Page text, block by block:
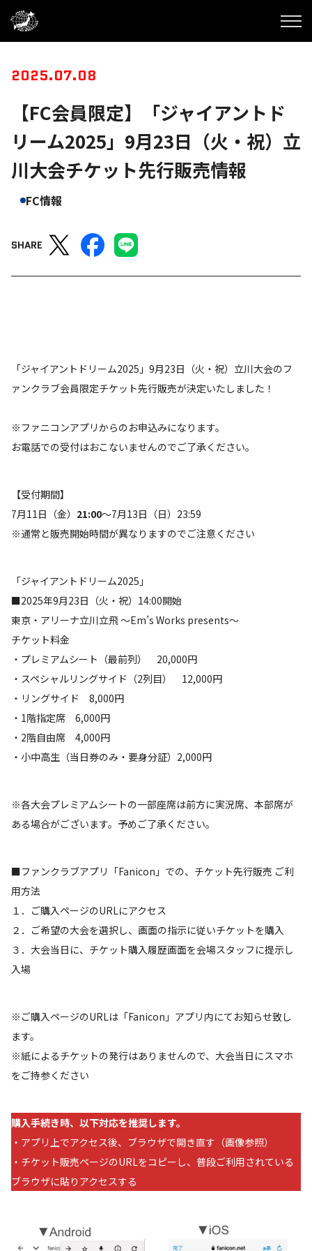
2025.07.08
【FC会員限定】「ジャイアントド
リーム2025」9月23日（火・祝）立
川大会チケット先行販売情報
FC情報
SHARE
「ジャイアントドリーム2025」9月23日（火・祝）立川大会のフ
ァンクラブ会員限定チケット先行販売が決定いたしました！
※ファニコンアプリからのお申込みになります。
お電話での受付はおこないませんのでご了承ください。
【受付期間】
7月11日（金） 21:00～7月13日（日）23:59
※通常と販売開始時間が異なりますのでご注意ください
「ジャイアントドリーム2025」
■2025年9月23日（火・祝）14:00開始
東京・アリーナ立川立飛 ～Em’s Works presents～
チケット料金
・プレミアムシート（最前列） 20,000円
・スペシャルリングサイド（2列目） 12,000円
・リングサイド 8,000円
・1階指定席 6,000円
・2階自由席 4,000円
・小中高生（当日券のみ・要身分証）2,000円
※各大会プレミアムシートの一部座席は前方に実況席、本部席が
ある場合がございます。予めご了承ください。
■ファンクラブアプリ「Fanicon」での、チケット先行販売 ご利
用方法
１．ご購入ページのURLにアクセス
２．ご希望の大会を選択し、画面の指示に従いチケットを購入
３．大会当日に、チケット購入履歴画面を会場スタッフに提示し
入場
※ご購入ページのURLは「Fanicon」アプリ内にてお知らせ致し
ます。
※紙によるチケットの発行はありませんので、大会当日にスマホ
をご持参ください
購入手続き時、以下対応を推奨します。
・アプリ上でアクセス後、ブラウザで開き直す（画像参照）
・チケット販売ページのURLをコピーし、普段ご利用されている
ブラウザに貼りアクセスする